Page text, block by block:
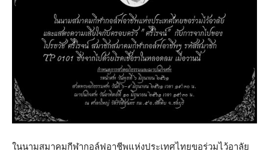
ในนามสมาคมกีฬากอล์ฟอาชีพแห่งประเทศไทยขอร่วมไว้อาลัย